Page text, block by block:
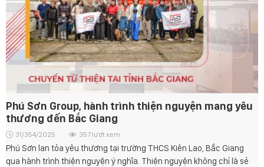
Phú Sơn Group, hành trình thiện nguyện mang yêu
thương đến Bắc Giang
31/354/2025 357 lượt xem
Phú Sơn lan tỏa yêu thương tại trường THCS Kiên Lao, Bắc Giang
qua hành trình thiện nguyện ý nghĩa. Thiện nguyện không chỉ là sẻ